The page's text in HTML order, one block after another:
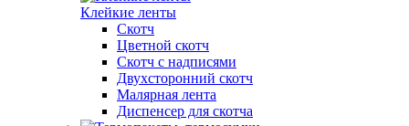
Клейкие ленты
Скотч
Цветной скотч
Скотч с надписями
Двухсторонний скотч
Малярная лента
Диспенсер для скотча